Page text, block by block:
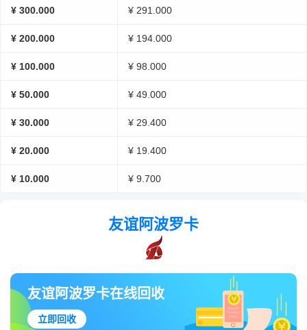
¥ 300.000 ¥ 291.000
¥ 200.000 ¥ 194.000
¥ 100.000 ¥ 98.000
¥ 50.000 ¥ 49.000
¥ 30.000 ¥ 29.400
¥ 20.000 ¥ 19.400
¥ 10.000 ¥ 9.700
友谊阿波罗卡
友谊阿波罗卡在线回收
立即回收